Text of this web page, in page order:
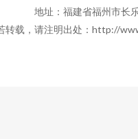
地址：福建省福州市长
转载，请注明出处：http://